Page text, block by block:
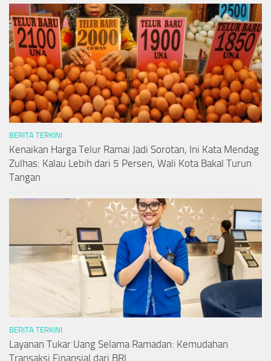
BERITA TERKINI
Kenaikan Harga Telur Ramai Jadi Sorotan, Ini Kata Mendag
Zulhas: Kalau Lebih dari 5 Persen, Wali Kota Bakal Turun
Tangan
BERITA TERKINI
Layanan Tukar Uang Selama Ramadan: Kemudahan
Transaksi Finansial dari BRI